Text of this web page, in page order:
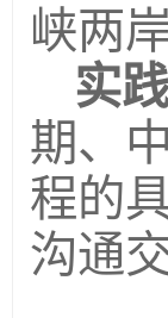
峡两
实
期、
程的
沟通